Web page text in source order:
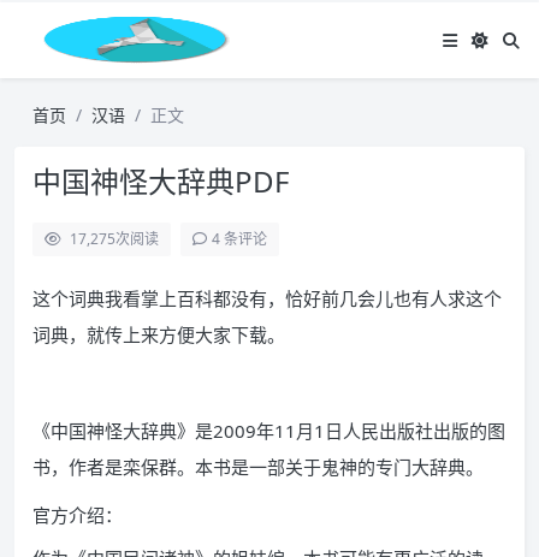
首页 汉语 正文
中国神怪大辞典PDF
17,275次阅读 4 条评论
这个词典我看掌上百科都没有，恰好前几会儿也有人求这个
词典，就传上来方便大家下载。
《中国神怪大辞典》是2009年11月1日人民出版社出版的图
书，作者是栾保群。本书是一部关于鬼神的专门大辞典。
官方介绍：